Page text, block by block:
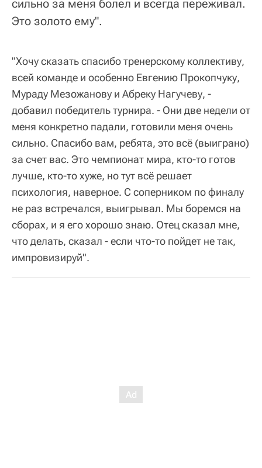
сильно за меня болел и всегда переживал.
Это золото ему".
"Хочу сказать спасибо тренерскому коллективу,
всей команде и особенно Евгению Прокопчуку,
Мураду Мезожанову и Абреку Нагучеву, -
добавил победитель турнира. - Они две недели от
меня конкретно падали, готовили меня очень
сильно. Спасибо вам, ребята, это всё (выиграно)
за счет вас. Это чемпионат мира, кто-то готов
лучше, кто-то хуже, но тут всё решает
психология, наверное. С соперником по финалу
не раз встречался, выигрывал. Мы боремся на
сборах, и я его хорошо знаю. Отец сказал мне,
что делать, сказал - если что-то пойдет не так,
импровизируй".